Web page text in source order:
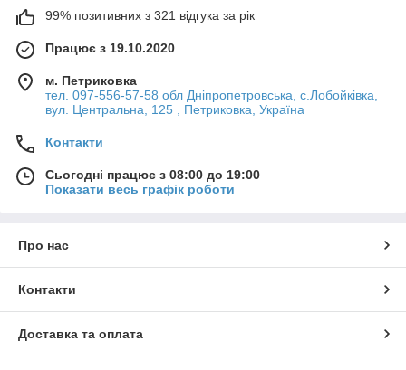
99% позитивних з 321 відгука за рік
Працює з 19.10.2020
м. Петриковка
тел. 097-556-57-58 обл Дніпропетровська, с.Лобойківка,
вул. Центральна, 125 , Петриковка, Україна
Контакти
Сьогодні працює з 08:00 до 19:00
Показати весь графік роботи
Про нас
Контакти
Доставка та оплата